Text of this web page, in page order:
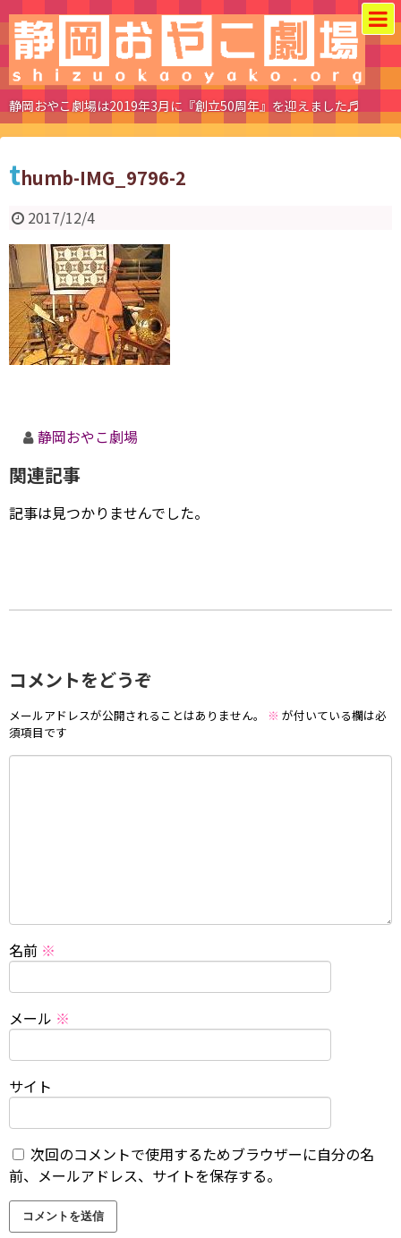
静岡おやこ劇場は2019年3月に『創立50周年』を迎えました♬
thumb-IMG_9796-2
2017/12/4
静岡おやこ劇場
関連記事
記事は見つかりませんでした。
コメントをどうぞ
メールアドレスが公開されることはありません。 ※ が付いている欄は必
須項目です
名前 ※
メール ※
サイト
次回のコメントで使用するためブラウザーに自分の名
前、メールアドレス、サイトを保存する。